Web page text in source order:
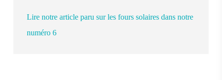
Lire notre article paru sur les fours solaires dans notre
numéro 6